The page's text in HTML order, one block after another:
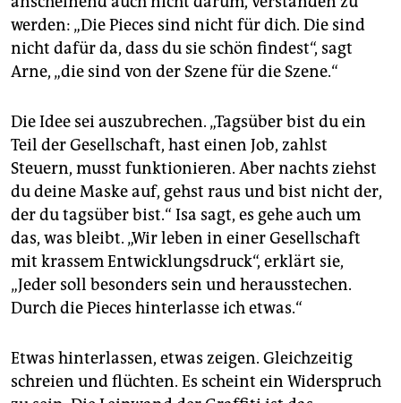
werden: „Die Pieces sind nicht für dich. Die sind
nicht dafür da, dass du sie schön findest“, sagt
Arne, „die sind von der Szene für die Szene.“
Die Idee sei auszubrechen. „Tagsüber bist du ein
Teil der Gesellschaft, hast einen Job, zahlst
Steuern, musst funktionieren. Aber nachts ziehst
du deine Maske auf, gehst raus und bist nicht der,
der du tagsüber bist.“ Isa sagt, es gehe auch um
das, was bleibt. „Wir leben in einer Gesellschaft
mit krassem Entwicklungsdruck“, erklärt sie,
„Jeder soll besonders sein und herausstechen.
Durch die Pieces hinterlasse ich etwas.“
Etwas hinterlassen, etwas zeigen. Gleichzeitig
schreien und flüchten. Es scheint ein Widerspruch